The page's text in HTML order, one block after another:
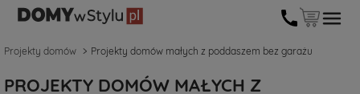
Projekty domów Projekty domów małych z poddaszem bez garażu
PROJEKTY DOMÓW MAŁYCH Z